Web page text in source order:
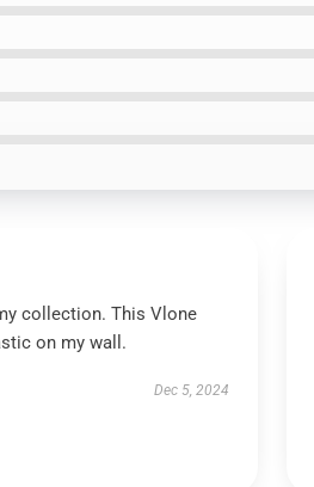
collection. This Vlone
on my wall.
Dec 5, 2024